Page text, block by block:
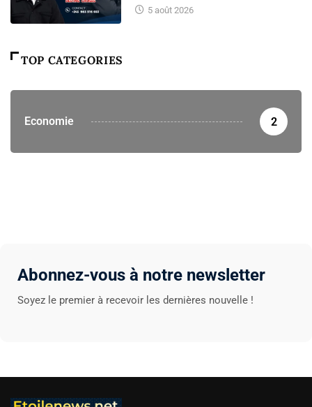
5 août 2026
TOP CATEGORIES
Economie 2
Abonnez-vous à notre newsletter
Soyez le premier à recevoir les dernières nouvelle !